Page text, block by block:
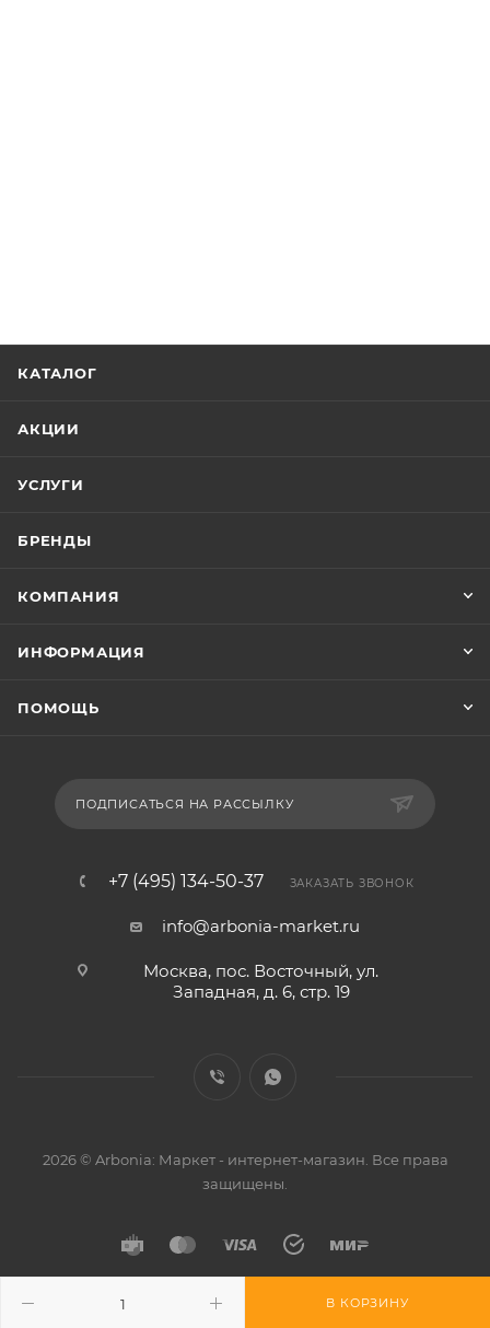
В КОРЗИНУ
КАТАЛОГ
АКЦИИ
УСЛУГИ
БРЕНДЫ
КОМПАНИЯ
ИНФОРМАЦИЯ
ПОМОЩЬ
ПОДПИСАТЬСЯ НА РАССЫЛКУ
+7 (495) 134-50-37 ЗАКАЗАТЬ ЗВОНОК
info@arbonia-market.ru
Москва, пос. Восточный, ул.
Западная, д. 6, стр. 19
2026 © Arbonia: Маркет - интернет-магазин. Все права
защищены.